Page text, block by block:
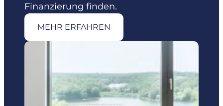
Finanzierung finden.
MEHR ERFAHREN